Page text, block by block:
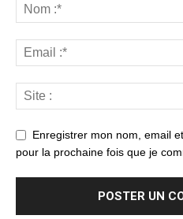
Enregistrer mon nom, email
pour la prochaine fois que je